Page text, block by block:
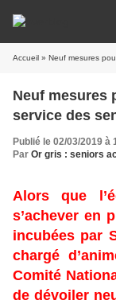
Accueil » Neuf mesures
Neuf mesures
service des
Publié le 02/03/2019 à
Par Or gris : seniors
Alors que
s’achever en
incubées par
chargé
Comité
de dévoiler